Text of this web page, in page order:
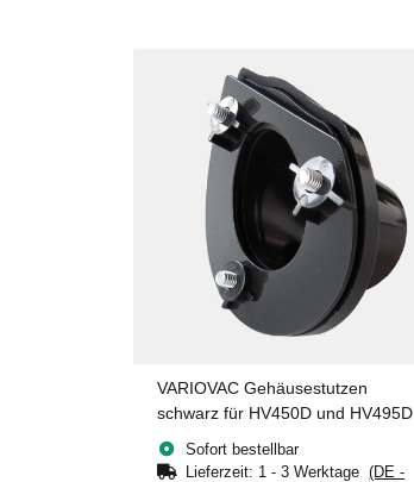
VARIOVAC Gehäusestutzen
schwarz für HV450D und HV495D
Sofort bestellbar
Lieferzeit: 1 - 3 Werktage(DE -